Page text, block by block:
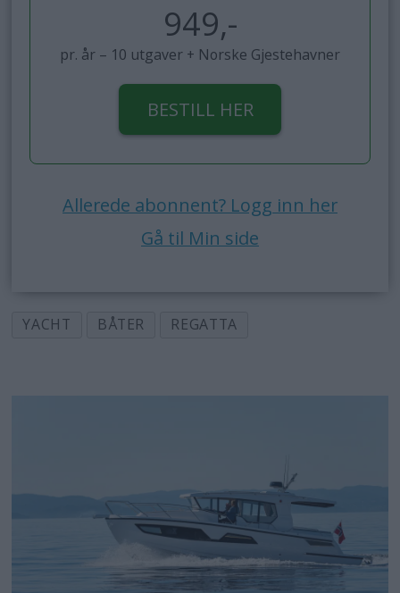
949,-
pr. år – 10 utgaver + Norske Gjestehavner
BESTILL HER
Allerede abonnent? Logg inn her
Gå til Min side
YACHT BÅTER REGATTA